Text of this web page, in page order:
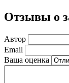
Отзывы о
Автор
Email
Ваша оценка